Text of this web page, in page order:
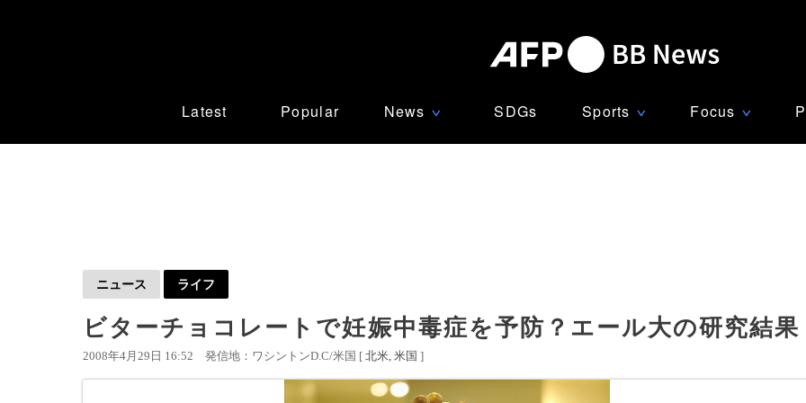
Latest Popular News ∨ SDGs Sports ∨ Focus ∨
ニュース ライフ
ビターチョコレートで妊娠中毒症を予防？エール大の研究結果
2008年4月29日 16:52 発信地：ワシントンD.C/米国 [ 北米 米国 ]